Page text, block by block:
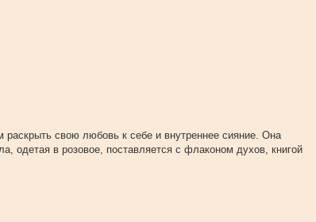
свою любовь к себе и внутреннее сияние. Она
одетая в розовое, поставляется с флаконом духов, книгой